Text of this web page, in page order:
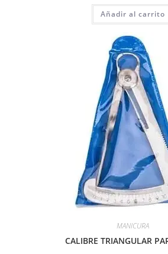
Añadir al carrito
MANICURA
CALIBRE TRIANGULAR